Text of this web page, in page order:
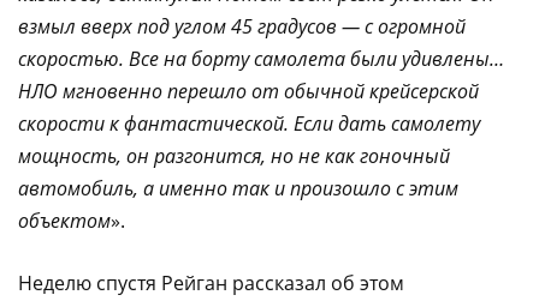
взмыл вверх под углом 45 градусов — с огромной
скоростью. Все на борту самолета были удивлены…
НЛО мгновенно перешло от обычной крейсерской
скорости к фантастической. Если дать самолету
мощность, он разгонится, но не как гоночный
автомобиль, а именно так и произошло с этим
объектом».
Неделю спустя Рейган рассказал об этом